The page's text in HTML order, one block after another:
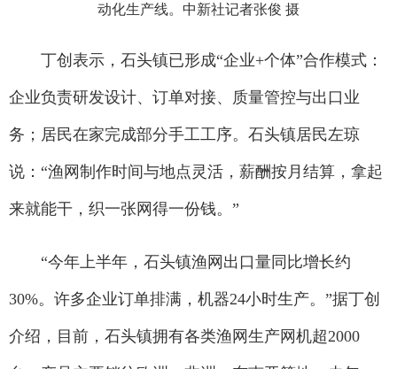
动化生产线。中新社记者张俊 摄
丁创表示，石头镇已形成“企业+个体”合作模式：
企业负责研发设计、订单对接、质量管控与出口业
务；居民在家完成部分手工工序。石头镇居民左琼
说：“渔网制作时间与地点灵活，薪酬按月结算，拿起
来就能干，织一张网得一份钱。”
“今年上半年，石头镇渔网出口量同比增长约
30%。许多企业订单排满，机器24小时生产。”据丁创
介绍，目前，石头镇拥有各类渔网生产网机超2000